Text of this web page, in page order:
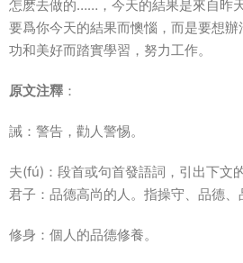
怎麽去做的……，今天的結果是來自昨
要爲你今天的結果而懊惱，而是要想
功和美好而踏實學習，努力工作。
原文注釋 ：
誡：警告，勸人警惕。
夫(fú)：段首或句首發語詞，引出下文
君子：品德高尚的人。指操守、品德、
修身：個人的品德修養。